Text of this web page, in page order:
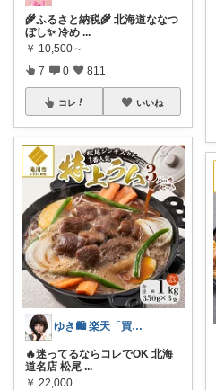
🌾ふるさと納税🌾 北海道ななつ
ぼし✨ 冷め ...
￥ 10,500～
7 0 811
コレ いいね
ゆき🛍️ 楽天「買ってよかった」を厳選
🔥迷ってるならコレでOK 北海
道名店 松尾 ...
￥ 22,000